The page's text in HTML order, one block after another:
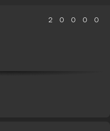
2 0 0 0 0